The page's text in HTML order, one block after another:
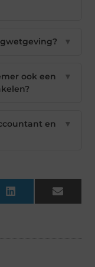
▼
ook een
▼
en
▼
LinkedIn Email